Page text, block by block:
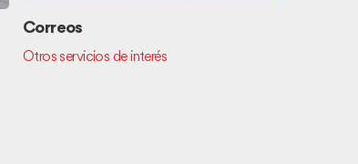
Correos
Otros servicios de interés